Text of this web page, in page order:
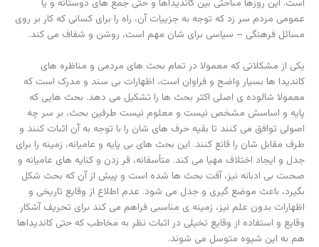
است. این روزها مباحثی بین کاندیداها و حتی جمع های دوستانه و یا
عمومی مردم سر زد که توجه به جزییات آن، راه را برای کسانی که کار بر روی
مسائل فرهنگی – سیاسی برای شان مهم است، روشن و شفاف می کند.
یکی از مشکلاتی که معمولا در تمام بحث های مردمی و مناظره های
کاندیدا ها بسیار واضح و فراوان است، اظهارات بی سند و مدرک است که
معمولا شالوده ی اصلی اکثر بحث ها را تشکیل می دهد. بحث هایی که
پایه و اساسش مشخص نیست و معلوم نیست طرفین بحث، بر سر چه
اصولی توافق می کنند تا بقیه حرف های شان را با توجه به آن اثبات کنند و
طرف مقابل شان را قانع کنند. این بحث های بی پایه و عامیانه، زمینه را برای
جدل و ایجاد اختلاف مهیا می کند. متأسفانه، قر زدن و کنایه های عامیانه و
صحبت بی ادبانه نیز، آفت بحث ها شده است و پیش از آن که بحث شکل
بگیرد، باعث موضع گیری و جدل می شود. عدم اطلاع از وقایع تاریخی و
اظهارات بدون علم نیز، زمینه ی مناسبی فراهم می کند برای تحریف آشکار
وقایع و استفاده از وقایع تخیلی در اثبات نظر به مخاطب که حتی کاندیداها
هم به این شیوه متوسل می شوند.